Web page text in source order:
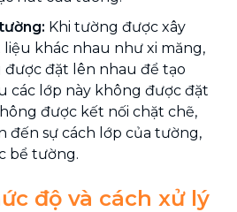
Khi tường được xây
khác nhau như xi măng,
được đặt lên nhau để tạo
các lớp này không được đặt
được kết nối chặt chẽ,
đến sự cách lớp của tường,
bể tường.
độ và cách xử lý